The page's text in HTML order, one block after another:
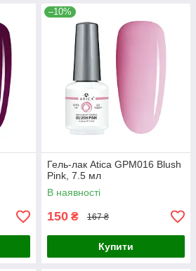
–10%
Гель-лак Atica GPM016 Blush
Pink, 7.5 мл
В наявності
150 ₴ 167 ₴
Купити